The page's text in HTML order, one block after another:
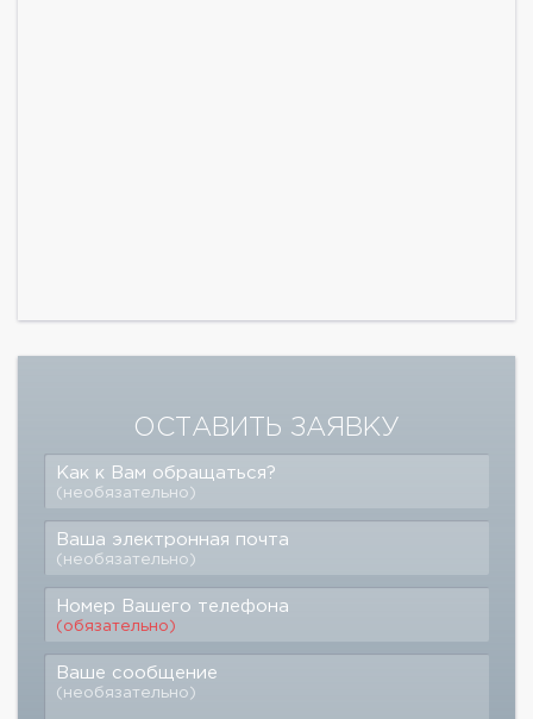
ОСТАВИТЬ ЗАЯВКУ
Как к Вам обращаться?
(необязательно)
Ваша электронная почта
(необязательно)
Номер Вашего телефона
(обязательно)
Ваше сообщение
(необязательно)